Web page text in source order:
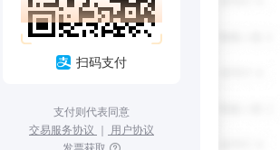
扫码支付
支付则代表同意
交易服务协议 ｜ 用户协议
发票获取